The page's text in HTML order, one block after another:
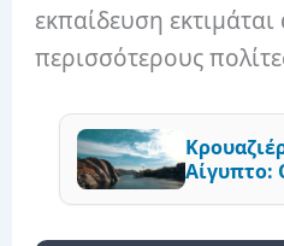
εκπαίδευση
περισσότερους
Αίγυπτο: